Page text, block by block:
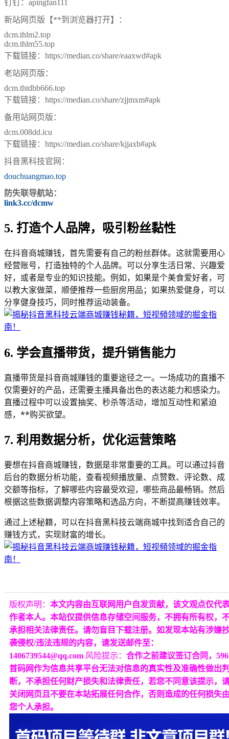
钉钉：apingfan111
新站网页版【**到浏览器打开】：
dcm.thlm2.top
dcm.thlm55.top
下载链接：https://median.co/share/eaaxwd#apk
老站网页版：
dcm.thtdbb666.top
下载链接：https://median.co/share/zjjmxm#apk
备用站网页版：
dcm.008dd.icu
下载链接：https://median.co/share/kjjaxb#apk
抖音黑科技官网：
douchuangmao.top
防失联导航站：
link3.cc/dcmw
5. 打造个人品牌，吸引粉丝黏性
在抖音商城赚钱，首先需要有自己的粉丝群体。这就需要用心
经营账号，打造独特的个人品牌。可以分享生活日常、兴趣爱
好，或者是专业的知识技能。例如，如果是个美食爱好者，可
以教大家做菜，顺便推荐一些厨房用品；如果热爱健身，可以
分享健身技巧，同时推荐运动装备。
6. 学会直播带货，提升销售能力
直播带货是抖音商城赚钱的重要途径之一。一场成功的直播不
仅需要好的产品，还需要主播具备出色的表达能力和感染力。
直播过程中可以设置抽奖、秒杀等活动，增加互动性和紧迫
感，**购买欲望。
7. 利用数据分析，优化运营策略
要想在抖音商城赚钱，数据是非常重要的工具。可以通过抖音
后台的数据分析功能，查看视频播放量、点赞数、评论数、成
交额等指标，了解哪些内容最受欢迎，哪些商品最畅销。然后
根据这些数据调整内容策略和选品方向，不断提高赚钱效率。
通过上述秘籍，可以在抖音黑科技云端商城中找到适合自己的
赚钱方式，实现财富的增长。
版权声明： 本文内容由互联网用户自发贡献，该文观点仅代
作者本人。本站仅提供信息存储空间服务，不拥有所有权，
承担相关法律责任。请勿盲目下载注册。如发现本站有涉嫌
袭侵权/违法违规的内容，请发送邮件至：
1406739544@qq.com 风险提示： 合作之前建议签订合同，596
首码网作为信息共享平台无法对信息的真实性及准确性做出
断，不承担任何财产损失和法律责任，若您不同意该提示，
关闭网页且不要在本站拓展任何合作，否则造成的任何损失
您个人承担。